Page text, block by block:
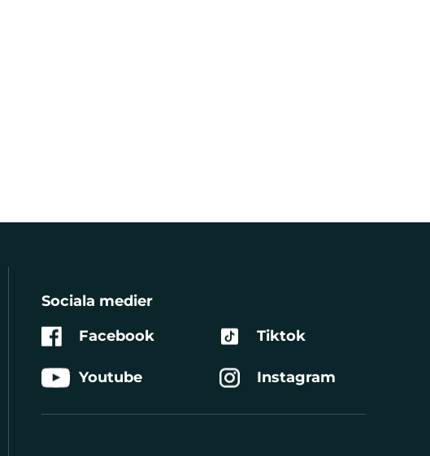
Sociala medier
Facebook
Youtube
Tiktok
Instagram